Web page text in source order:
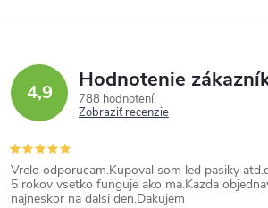
4,9 Hodnotenie
788 hodnotení
Zobraziť recenzie
Vrelo odporucam.Kupoval som led pasiky
5 rokov vsetko funguje ako ma.Kazda
najneskor na dalsi den.Dakujem